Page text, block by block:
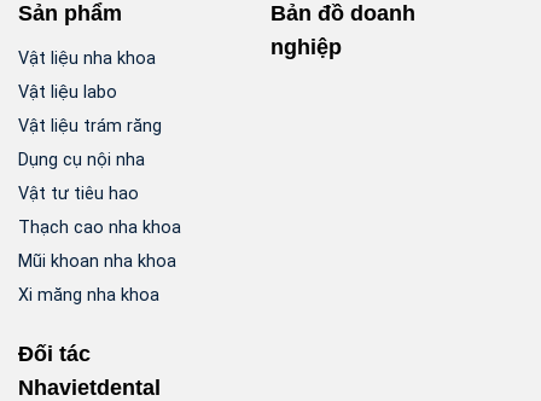
Sản phẩm
Vật liệu nha khoa
Vật liệu labo
Vật liệu trám răng
Dụng cụ nội nha
Vật tư tiêu hao
Thạch cao nha khoa
Mũi khoan nha khoa
Xi măng nha khoa
Đối tác
Nhavietdental
Bản đồ doanh
nghiệp